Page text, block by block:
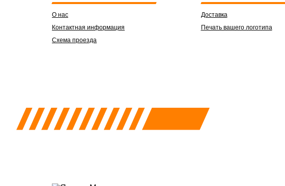
О нас
Контактная информация
Схема проезда
Доставка
Печать вашего логотипа